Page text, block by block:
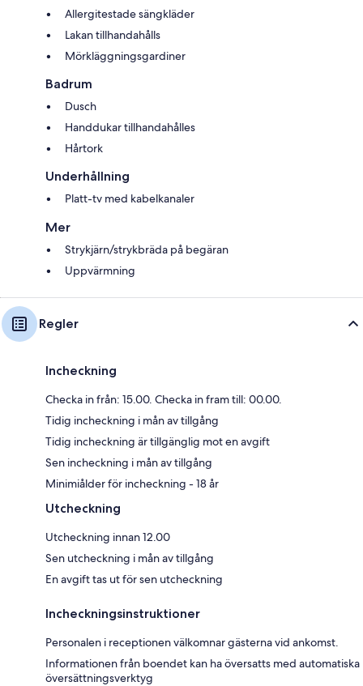
Allergitestade sängkläder
Lakan tillhandahålls
Mörkläggningsgardiner
Badrum
Dusch
Handdukar tillhandahålles
Hårtork
Underhållning
Platt-tv med kabelkanaler
Mer
Strykjärn/strykbräda på begäran
Uppvärmning
Regler
Incheckning
Checka in från: 15.00. Checka in fram till: 00.00.
Tidig incheckning i mån av tillgång
Tidig incheckning är tillgänglig mot en avgift
Sen incheckning i mån av tillgång
Minimiålder för incheckning - 18 år
Utcheckning
Utcheckning innan 12.00
Sen utcheckning i mån av tillgång
En avgift tas ut för sen utcheckning
Incheckningsinstruktioner
Personalen i receptionen välkomnar gästerna vid ankomst.
Informationen från boendet kan ha översatts med automatiska
översättningsverktyg